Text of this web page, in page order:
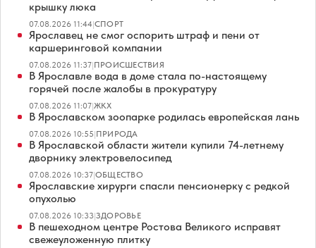
крышку люка
07.08.2026 11:44|СПОРТ
Ярославец не смог оспорить штраф и пени от
каршеринговой компании
07.08.2026 11:37|ПРОИСШЕСТВИЯ
В Ярославле вода в доме стала по-настоящему
горячей после жалобы в прокуратуру
07.08.2026 11:07|ЖКХ
В Ярославском зоопарке родилась европейская лань
07.08.2026 10:55|ПРИРОДА
В Ярославской области жители купили 74-летнему
дворнику электровелосипед
07.08.2026 10:37|ОБЩЕСТВО
Ярославские хирурги спасли пенсионерку с редкой
опухолью
07.08.2026 10:33|ЗДОРОВЬЕ
В пешеходном центре Ростова Великого исправят
свежеуложенную плитку